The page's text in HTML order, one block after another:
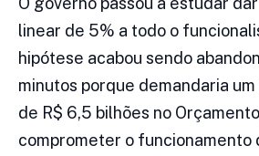
linear de 5% a todo o
hipótese acabou sendo
minutos porque demandaria
de R$ 6,5 bilhões no
comprometer o funcionamento